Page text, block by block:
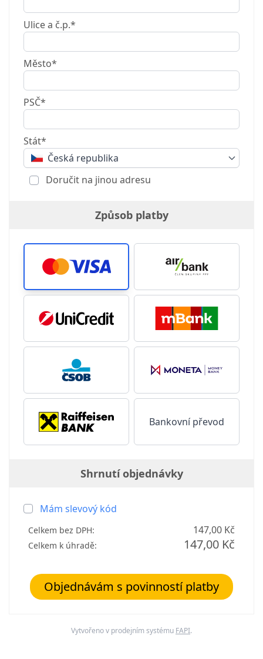
Ulice a č.p.*
Město*
PSČ*
Stát*
Česká republika
Doručit na jinou adresu
Způsob platby
Bankovní převod
Shrnutí objednávky
Mám slevový kód
Celkem bez DPH: 147,00 Kč
Celkem k úhradě: 147,00 Kč
Objednávám s povinností platby
Vytvořeno v prodejním systému FAPI.